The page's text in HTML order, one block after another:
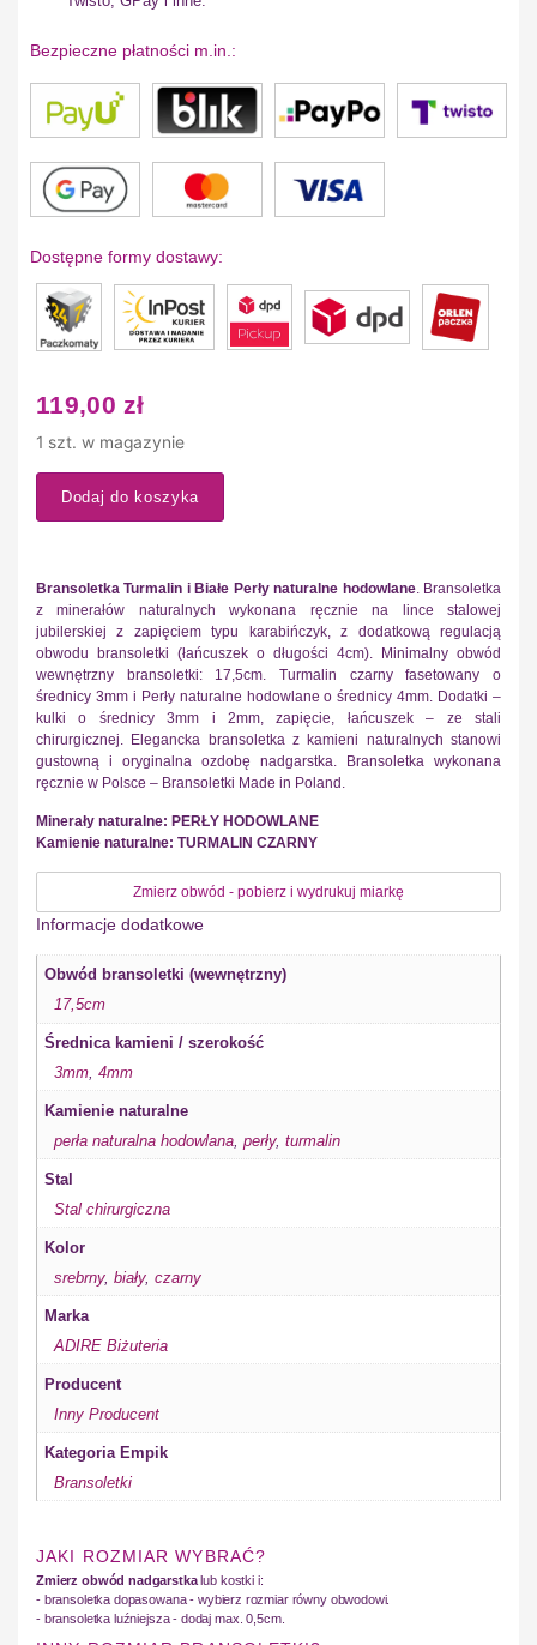
Bezpieczne płatności m.in.:
Dostępne formy dostawy:
119,00zł
1 szt. w magazynie
Dodaj do koszyka
Bransoletka Turmalin i Białe Perły naturalne hodowlane. Bransoletka
z minerałów naturalnych wykonana ręcznie na lince stalowej
jubilerskiej z zapięciem typu karabińczyk, z dodatkową regulacją
obwodu bransoletki (łańcuszek o długości 4cm). Minimalny obwód
wewnętrzny bransoletki: 17,5cm. Turmalin czarny fasetowany o
średnicy 3mm i Perły naturalne hodowlane o średnicy 4mm. Dodatki –
kulki o średnicy 3mm i 2mm, zapięcie, łańcuszek – ze stali
chirurgicznej. Elegancka bransoletka z kamieni naturalnych stanowi
gustowną i oryginalna ozdobę nadgarstka. Bransoletka wykonana
ręcznie w Polsce – Bransoletki Made in Poland.
Minerały naturalne: PERŁY HODOWLANE
Kamienie naturalne: TURMALIN CZARNY
Zmierz obwód - pobierz i wydrukuj miarkę
Informacje dodatkowe
Obwód bransoletki (wewnętrzny)
17,5cm
Średnica kamieni / szerokość
3mm, 4mm
Kamienie naturalne
perła naturalna hodowlana, perły, turmalin
Stal
Stal chirurgiczna
Kolor
srebrny, biały, czarny
Marka
ADIRE Biżuteria
Producent
Inny Producent
Kategoria Empik
Bransoletki
JAKI ROZMIAR WYBRAĆ?
Zmierz obwód nadgarstkalub kostki i:
- bransoletka dopasowana - wybierz rozmiar równy obwodowi.
- bransoletka luźniejsza - dodaj max. 0,5cm.